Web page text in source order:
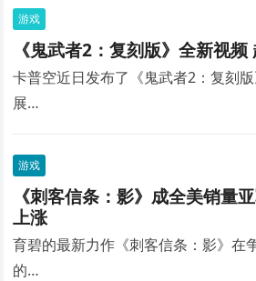
游戏
《鬼武者2：复刻版》全新视
卡普空近日发布了《鬼武者2：复刻
展…
游戏
《刺客信条：影》成全美销量
上涨
育碧的最新力作《刺客信条：影》在
的…